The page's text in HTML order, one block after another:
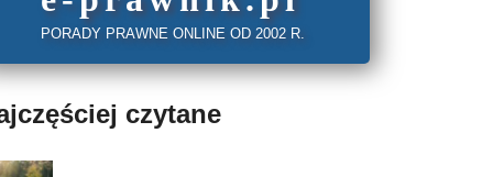
PORADY PRAWNE ONLINE OD 2002 R.
czytane